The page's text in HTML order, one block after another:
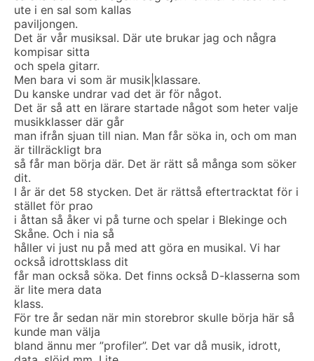
ute i en sal som kallas
paviljongen.
Det är vår musiksal. Där ute brukar jag och några
kompisar sitta
och spela gitarr.
Men bara vi som är musik|klassare.
Du kanske undrar vad det är för något.
Det är så att en lärare startade något som heter valje
musikklasser där går
man ifrån sjuan till nian. Man får söka in, och om man
är tillräckligt bra
så får man börja där. Det är rätt så många som söker
dit.
I år är det 58 stycken. Det är rättså eftertracktat för i
stället för prao
i åttan så åker vi på turne och spelar i Blekinge och
Skåne. Och i nia så
håller vi just nu på med att göra en musikal. Vi har
också idrottsklass dit
får man också söka. Det finns också D-klasserna som
är lite mera data
klass.
För tre år sedan när min storebror skulle börja här så
kunde man välja
bland ännu mer ”profiler”. Det var då musik, idrott,